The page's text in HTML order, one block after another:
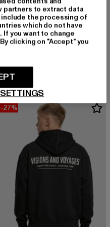
EUR
DEF
EUR Preis: 34,79 EUR
-27%
partners to extract data
the processing of
which do not have
you want to change
clicking on "Accept" you